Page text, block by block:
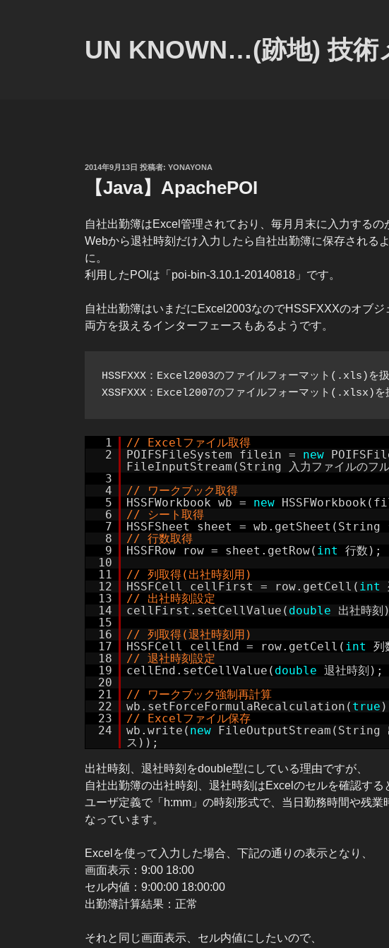
UN KNOWN…(跡地) 技術
投
2014年9月13日 投稿者: YONAYONA
【Java】ApachePOI
自社出勤簿はExcel管理されており、毎月月末に入力するの
Webから退社時刻だけ入力したら自社出勤簿に保存される
に。
利用したPOIは「poi-bin-3.10.1-20140818」です。
自社出勤簿はいまだにExcel2003なのでHSSFXXXのオブジ
両方を扱えるインターフェースもあるようです。
HSSFXXX：Excel2003のファイルフォーマット(.xls)を扱
1
// Excelファイル取得
2
POIFSFileSystem filein = new
FileInputStream(String 入力ファイルのフ
3
4
// ワークブック取得
5
HSSFWorkbook wb = new
6
// シート取得
7
HSSFSheet sheet = wb.getSheet(String
8
// 行数取得
9
HSSFRow row = sheet.getRow( int
行数);
10
11
// 列取得(出社時刻用)
12
HSSFCell cellFirst = row.getCell( int
13
// 出社時刻設定
14
cellFirst.setCellValue( double
出社時
15
16
// 列取得(退社時刻用)
17
HSSFCell cellEnd = row.getCell( int
列
18
// 退社時刻設定
19
cellEnd.setCellValue( double 退社時刻);
20
21
// ワークブック強制再計算
22
wb.setForceFormulaRecalculation( true
23
// Excelファイル保存
24
wb.write( new
FileOutputStream(String 出
ス));
出社時刻、退社時刻をdouble型にしている理由ですが、
自社出勤簿の出社時刻、退社時刻はExcelのセルを確認する
ユーザ定義で「h:mm」の時刻形式で、当日勤務時間や残業
なっています。
Excelを使って入力した場合、下記の通りの表示となり、
画面表示：9:00 18:00
セル内値：9:00:00 18:00:00
出勤簿計算結果：正常
それと同じ画面表示、セル内値にしたいので、